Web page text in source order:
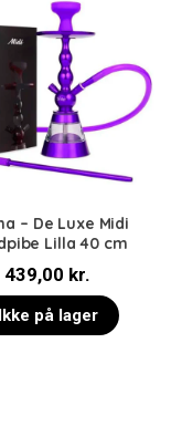
– De Luxe Midi
Lilla 40 cm
439,00 kr.
Ikke på lager